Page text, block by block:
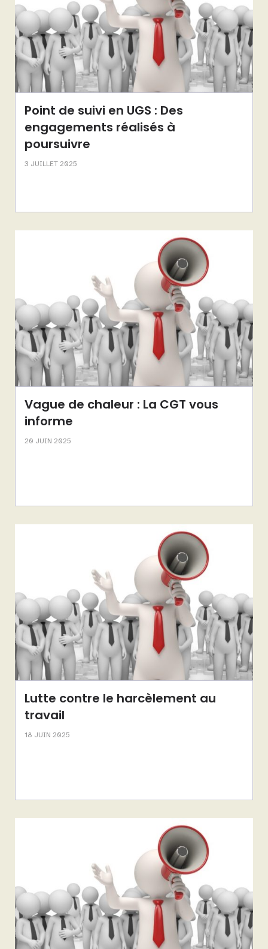
Point de suivi en UGS : Des
engagements réalisés à
poursuivre
3 JUILLET 2025
Vague de chaleur : La CGT vous
informe
20 JUIN 2025
Lutte contre le harcèlement au
travail
18 JUIN 2025